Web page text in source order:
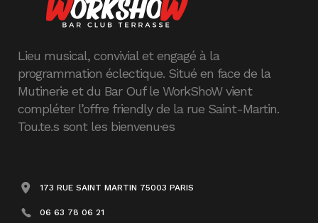
Lieu musical, convivial et engagé à la
programmation éclectique. Situé en face de la
Mutinerie et du Bar Ouf le WorkShoW vient
compléter l’offre friendly de la rue Saint-Martin.
Tou.te.s sont les bienvenu·es
173 RUE SAINT MARTIN 75003 PARIS
06 63 78 06 21